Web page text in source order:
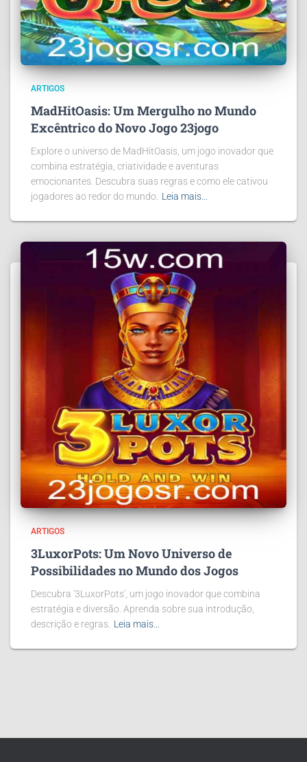
ARTIGOS
MadHitOasis: Um Mergulho no Mundo
Excêntrico do Novo Jogo 23jogo
Explore o universo de MadHitOasis, um jogo inovador que
combina estratégia, criatividade e aventuras
emocionantes. Descubra suas regras e como ele cativou
jogadores ao redor do mundo.
Leia mais…
ARTIGOS
3LuxorPots: Um Novo Universo de
Possibilidades no Mundo dos Jogos
Descubra '3LuxorPots', um jogo inovador que combina
estratégia e diversão. Aprenda sobre sua introdução,
descrição e regras. Leia mais…